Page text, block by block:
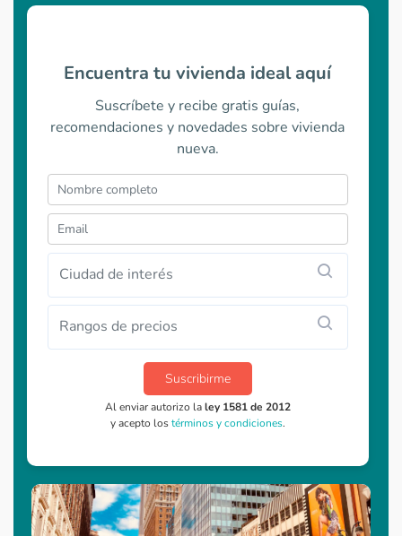
Encuentra tu vivienda ideal aquí
Suscríbete y recibe gratis guías,
recomendaciones y novedades sobre vivienda
nueva.
Ciudad de interés
Rangos de precios
Suscribirme
Al enviar autorizo laley 1581 de 2012
y acepto lostérminos y condiciones.